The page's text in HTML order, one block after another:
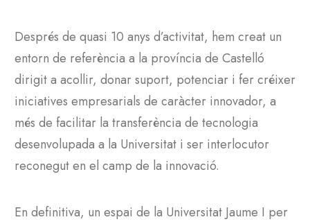
Després de quasi 10 anys d’activitat, hem creat un
entorn de referència a la província de Castelló
dirigit a acollir, donar suport, potenciar i fer créixer
iniciatives empresarials de caràcter innovador, a
més de facilitar la transferència de tecnologia
desenvolupada a la Universitat i ser interlocutor
reconegut en el camp de la innovació.
En definitiva, un espai de la Universitat Jaume I per